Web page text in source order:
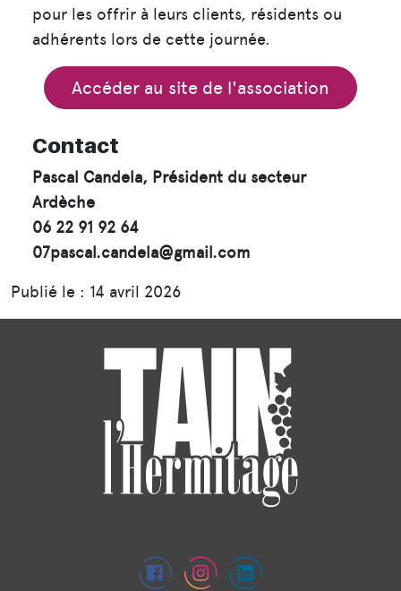
pour les offrir à leurs clients, résidents ou
adhérents lors de cette journée.
Accéder au site de l'association
Contact
Pascal Candela, Président du secteur
Ardèche
06 22 91 92 64
07pascal.candela@gmail.com
Publié le : 14 avril 2026